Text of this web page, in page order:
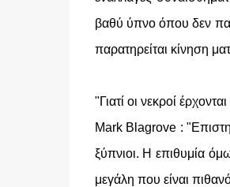
βαθύ ύπνο όπου δεν
παρατηρείται κίνηση
"Γιατί οι νεκροί
Mark Blagrove :
ξύπνιοι. Η επιθυμία
μεγάλη που είναι